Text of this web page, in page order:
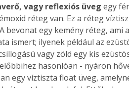
vagy reflexiós üveg egy
réteg van. Ez a réteg
bevonat egy kemény réteg, ami
ismert; ilyenek például az
vagy zöld egy kis
hasonlóan - nyáron
egy víztiszta float üveg,